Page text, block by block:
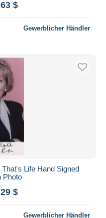
$
Gewerblicher Händler
Life Hand Signed
Photo
$
Gewerblicher Händler